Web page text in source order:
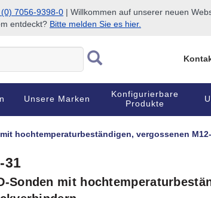
7056-9398-0 | Willkommen auf unserer neuen
entdeckt? Bitte melden Sie es hier.
Unsere Marken
Konfigurierbare
Produkte
hochtemperaturbeständigen, vergossenen
31
Sonden mit